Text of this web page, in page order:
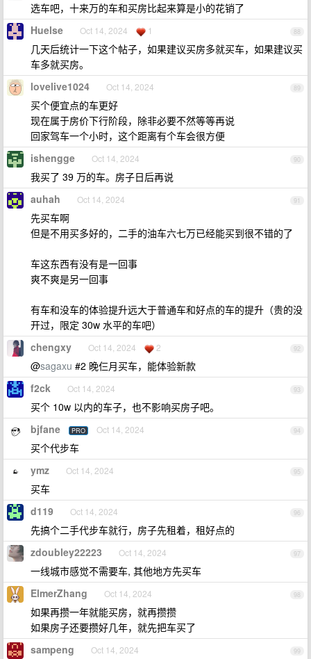
选车吧，十来万的车和买房比起来算是小的花销了
88
Huelse Oct 14, 2024 1
几天后统计一下这个帖子，如果建议买房多就买车，如果建议买
车多就买房。
89
lovelive1024 Oct 14, 2024
买个便宜点的车更好
现在属于房价下行阶段，除非必要不然等等再说
回家驾车一个小时，这个距离有个车会很方便
90
ishengge Oct 14, 2024
我买了 39 万的车。房子日后再说
91
auhah Oct 14, 2024
先买车啊
但是不用买多好的，二手的油车六七万已经能买到很不错的了
车这东西有没有是一回事
爽不爽是另一回事
有车和没车的体验提升远大于普通车和好点的车的提升（贵的没
开过，限定 30w 水平的车吧）
92
chengxy Oct 14, 2024 2
@sagaxu #2 晚仨月买车，能体验新款
93
f2ck Oct 14, 2024
买个 10w 以内的车子，也不影响买房子吧。
94
bjfane PRO Oct 14, 2024
买个代步车
95
ymz Oct 14, 2024
买车
96
d119 Oct 14, 2024
先搞个二手代步车就行，房子先租着，租好点的
97
zdoubley22223 Oct 14, 2024
一线城市感觉不需要车, 其他地方先买车
98
ElmerZhang Oct 14, 2024
如果再攒一年就能买房，就再攒攒
如果房子还要攒好几年，就先把车买了
99
sampeng Oct 14, 2024